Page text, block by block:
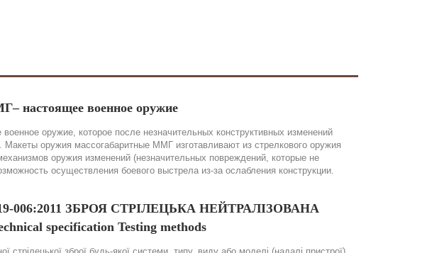
настоящее военное оружие
оружие, которое после незначительных конструктивных изменений
Макеты оружия массогабаритные ММГ изготавливают из стрелкового оружия
оружия изменений (незначительных повреждений, которые не
осуществления боевого выстрела из-за ослабления конструкции.
006:2011 ЗБРОЯ СТРІЛЕЦЬКА НЕЙТРАЛІЗОВАНА
specification Testing methods